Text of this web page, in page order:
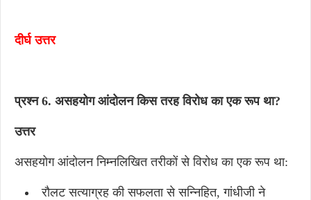
दीर्घ उत्तर
प्रश्न 6. असहयोग आंदोलन किस तरह विरोध का एक रूप था?
उत्तर
असहयोग आंदोलन निम्नलिखित तरीकों से विरोध का एक रूप था:
रौलट सत्याग्रह की सफलता से सन्निहित, गांधीजी ने